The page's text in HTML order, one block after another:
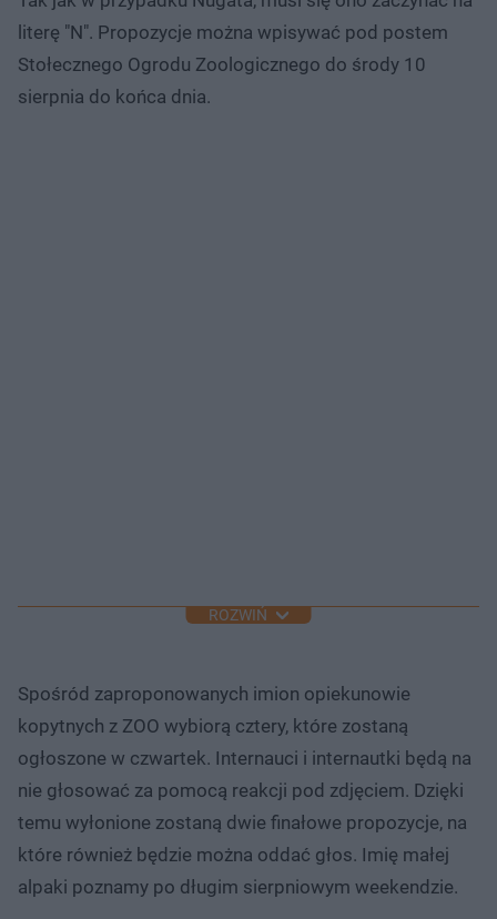
literę "N". Propozycje można wpisywać pod postem
Stołecznego Ogrodu Zoologicznego do środy 10
sierpnia do końca dnia.
ROZWIŃ
Spośród zaproponowanych imion opiekunowie
kopytnych z ZOO wybiorą cztery, które zostaną
ogłoszone w czwartek. Internauci i internautki będą na
nie głosować za pomocą reakcji pod zdjęciem. Dzięki
temu wyłonione zostaną dwie finałowe propozycje, na
które również będzie można oddać głos. Imię małej
alpaki poznamy po długim sierpniowym weekendzie.